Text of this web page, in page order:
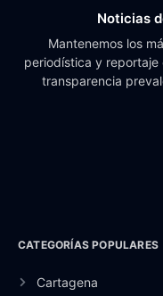
Noticias
Mantenemos los
periodística y
transparencia
CATEGORÍAS POPULARES
Cartagena